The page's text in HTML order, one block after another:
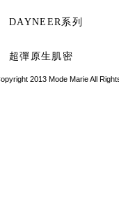
DAYNEER系列
超彈原生肌密
2013 Mode Marie All